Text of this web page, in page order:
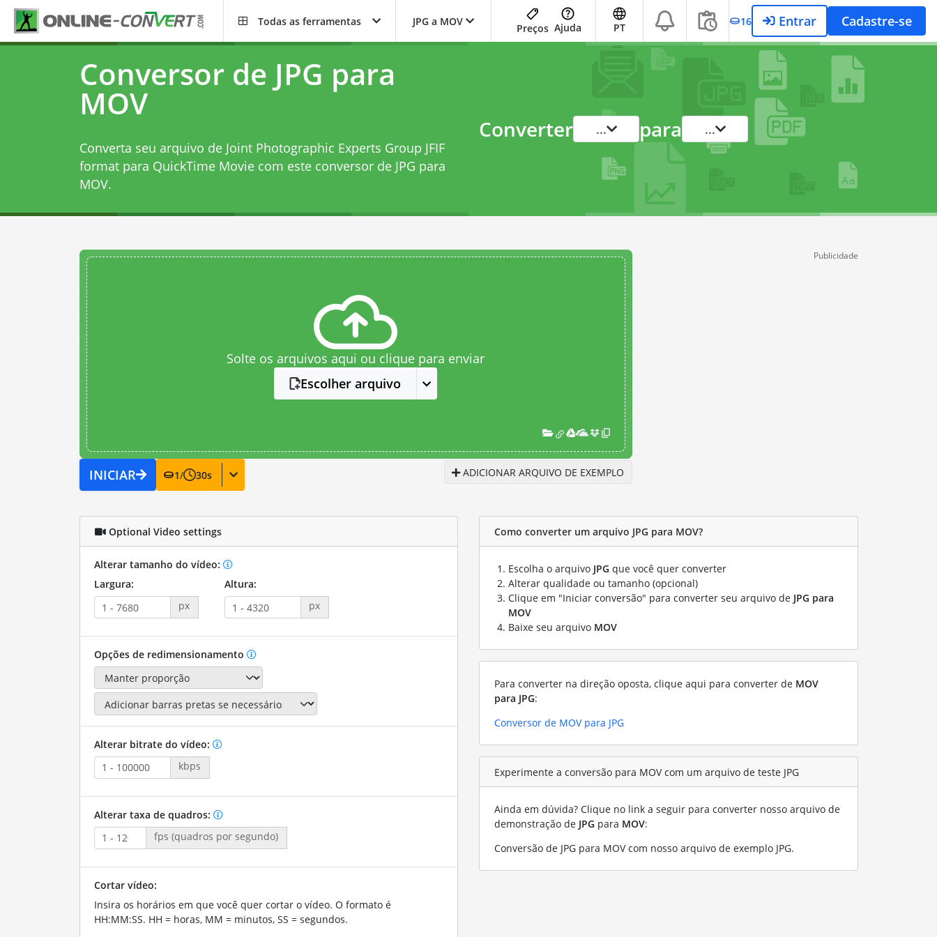
Todas as ferramentas JPG a MOV
Preços Ajuda PT 16 Entrar Cadastre-se
Conversor de JPG para
MOV
Converta seu arquivo de Joint Photographic Experts Group JFIF
format para QuickTime Movie com este conversor de JPG para
MOV.
Converter ... para ...
Solte os arquivos aqui ou clique para enviar
Escolher arquivo
INICIAR 1/ 30s ADICIONAR ARQUIVO DE EXEMPLO
Publicidade
Optional Video settings
Alterar tamanho do vídeo:
Largura:
px
Altura:
px
Opções de redimensionamento
Alterar bitrate do vídeo:
kbps
Alterar taxa de quadros:
fps (quadros por segundo)
Cortar vídeo:
Insira os horários em que você quer cortar o vídeo. O formato é
HH:MM:SS. HH = horas, MM = minutos, SS = segundos.
Como converter um arquivo JPG para MOV?
Escolha o arquivo JPG que você quer converter
Alterar qualidade ou tamanho (opcional)
Clique em "Iniciar conversão" para converter seu arquivo de JPG para
MOV
Baixe seu arquivo MOV
Para converter na direção oposta, clique aqui para converter de MOV
para JPG:
Conversor de MOV para JPG
Experimente a conversão para MOV com um arquivo de teste JPG
Ainda em dúvida? Clique no link a seguir para converter nosso arquivo de
demonstração de JPG para MOV:
Conversão de JPG para MOV com nosso arquivo de exemplo JPG.